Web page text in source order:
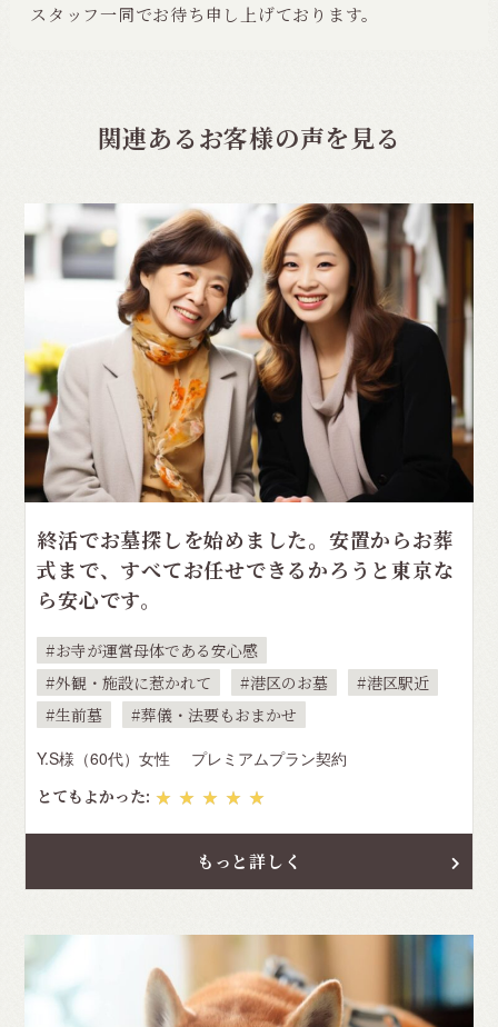
スタッフ一同でお待ち申し上げております。
関連あるお客様の声を見る
終活でお墓探しを始めました。安置からお葬
式まで、すべてお任せできるかろうと東京な
ら安心です。
お寺が運営母体である安心感
外観・施設に惹かれて
港区のお墓
港区駅近
生前墓
葬儀・法要もおまかせ
Y.S様（60代）女性
プレミアムプラン契約
とてもよかった: ★★★★★
もっと詳しく